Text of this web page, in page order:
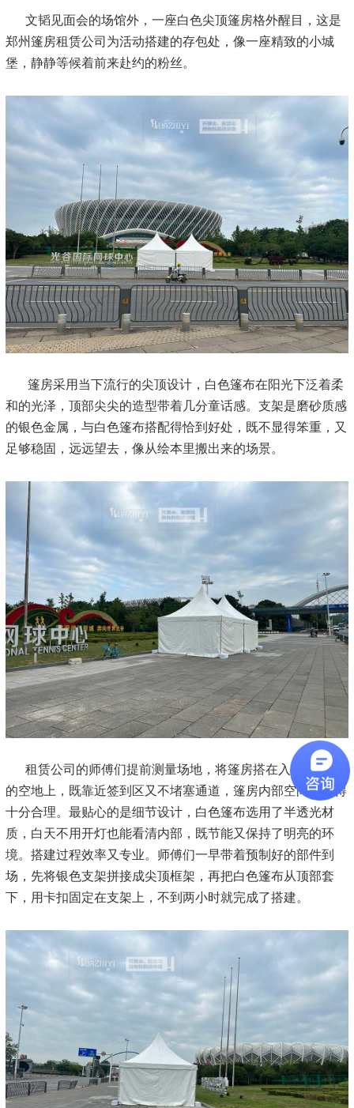
文韬见面会的场馆外，一座白色尖顶篷房格外醒目，这是
郑州篷房租赁公司为活动搭建的存包处，像一座精致的小城
堡，静静等候着前来赴约的粉丝。
篷房采用当下流行的尖顶设计，白色篷布在阳光下泛着柔
和的光泽，顶部尖尖的造型带着几分童话感。支架是磨砂质感
的银色金属，与白色篷布搭配得恰到好处，既不显得笨重，又
足够稳固，远远望去，像从绘本里搬出来的场景。
租赁公司的师傅们提前测量场地，将篷房搭在入口处附近
的空地上，既靠近签到区又不堵塞通道， 篷房内部空间规划得
十分合理。 最贴心的是细节设计，白色篷布选用了半透光材
质，白天不用开灯也能看清内部，既节能又保持了明亮的环
境。搭建过程效率又专业。师傅们一早带着预制好的部件到
场，先将银色支架拼接成尖顶框架，再把白色篷布从顶部套
下，用卡扣固定在支架上，不到两小时就完成了搭建。